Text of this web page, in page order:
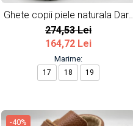
Ghete copii piele naturala Dark
Brown
274,53 Lei
164,72 Lei
Marime:
17 18 19
-40%